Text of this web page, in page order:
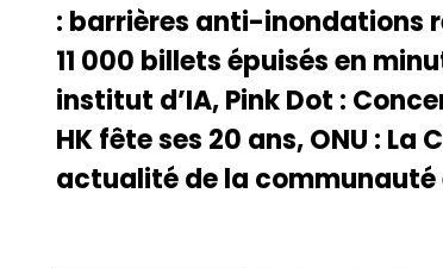
: barrières anti-inondations
11 000 billets épuisés en
institut d’IA, Pink Dot :
HK fête ses 20 ans, ONU :
actualité de la communauté